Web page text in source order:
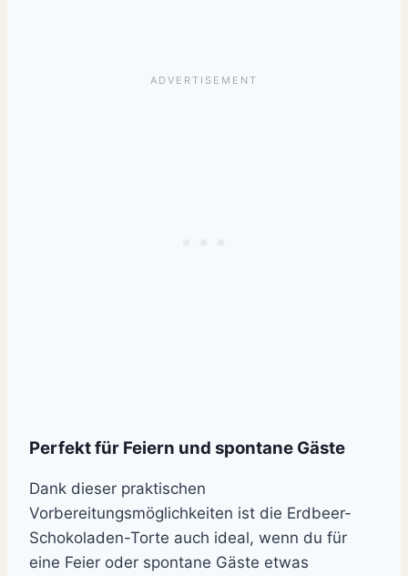
Perfekt für Feiern und spontane Gäste
Dank dieser praktischen
Vorbereitungsmöglichkeiten ist die Erdbeer-
Schokoladen-Torte auch ideal, wenn du für
eine Feier oder spontane Gäste etwas